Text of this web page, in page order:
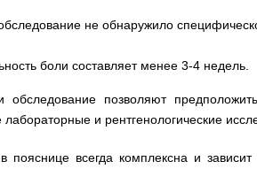
не обнаружило
боли составляет менее 3-4 недель.
позволяют
и рентгенологические
пояснице всегда комплексна и